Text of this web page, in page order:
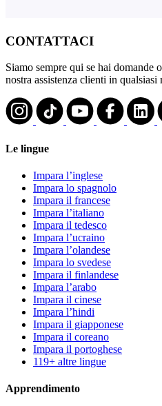
CONTATTACI
Siamo sempre qui se hai domande
nostra assistenza clienti in qualsiasi
Le lingue
Impara l’inglese
Impara lo spagnolo
Impara il francese
Impara l’italiano
Impara il tedesco
Impara l’ucraino
Impara l’olandese
Impara lo svedese
Impara il finlandese
Impara l’arabo
Impara il cinese
Impara l’hindi
Impara il giapponese
Impara il coreano
Impara il portoghese
119+ altre lingue
Apprendimento